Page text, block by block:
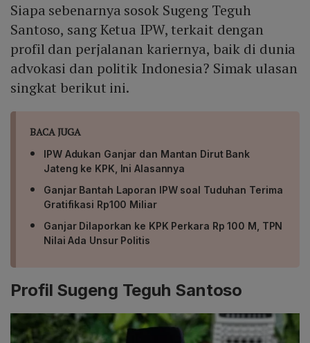
Siapa sebenarnya sosok Sugeng Teguh
Santoso, sang Ketua IPW, terkait dengan
profil dan perjalanan kariernya, baik di dunia
advokasi dan politik Indonesia? Simak ulasan
singkat berikut ini.
BACA JUGA
IPW Adukan Ganjar dan Mantan Dirut Bank
Jateng ke KPK, Ini Alasannya
Ganjar Bantah Laporan IPW soal Tuduhan Terima
Gratifikasi Rp100 Miliar
Ganjar Dilaporkan ke KPK Perkara Rp 100 M, TPN
Nilai Ada Unsur Politis
Profil Sugeng Teguh Santoso